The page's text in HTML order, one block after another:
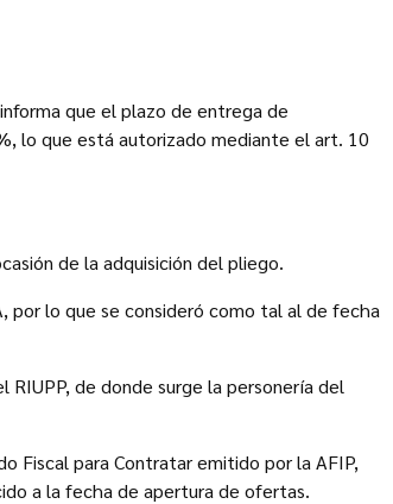
que el plazo de entrega de
lo que está autorizado mediante el art. 10
de la adquisición del pliego.
por lo que se consideró como tal al de fecha
de donde surge la personería del
Fiscal para Contratar emitido por la AFIP,
a la fecha de apertura de ofertas.